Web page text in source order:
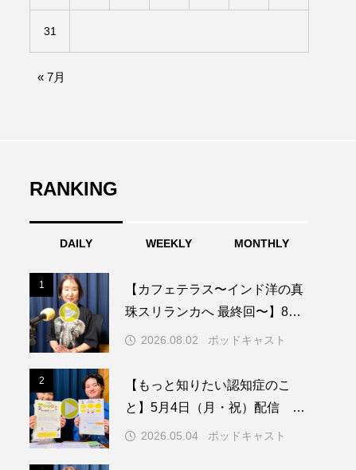
いでくださいな
Cafe‐Nanana no Moe
ふたりの魔女
みなとっちラジオ！
キング
リカ映画 アメリカ製作
31
« 7月
RANKING
DAILY WEEKLY MONTHLY
1
【カフェテラス〜インド洋の真
珠スリランカへ 最終回〜】8月2
日（日）配信 いよいよ友人宅
2026.08.02 ポッドキャスト
2
【もっと知りたい認知症のこ
と】5月4日（月・祝）配信 認
知症ってどんな病気？三田市の
2026.05.04 ポッドキャスト